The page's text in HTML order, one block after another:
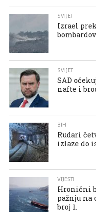
SVIJET
Izrael
SVIJET
SAD
nafte i
BIH
Rudari
izlaze do
VIJESTI
Hronični
pažnju na
broj 1.